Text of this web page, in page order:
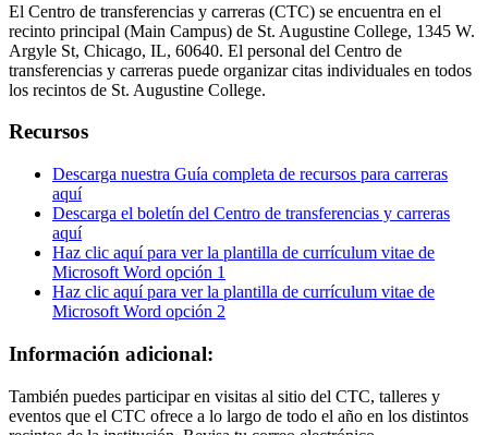
El Centro de transferencias y carreras (CTC) se encuentra en el
recinto principal (Main Campus) de St. Augustine College, 1345 W.
Argyle St, Chicago, IL, 60640. El personal del Centro de
transferencias y carreras puede organizar citas individuales en todos
los recintos de St. Augustine College.
Recursos
Descarga nuestra Guía completa de recursos para carreras
aquí
Descarga el boletín del Centro de transferencias y carreras
aquí
Haz clic aquí para ver la plantilla de currículum vitae de
Microsoft Word opción 1
Haz clic aquí para ver la plantilla de currículum vitae de
Microsoft Word opción 2
Información adicional:
También puedes participar en visitas al sitio del CTC, talleres y
eventos que el CTC ofrece a lo largo de todo el año en los distintos